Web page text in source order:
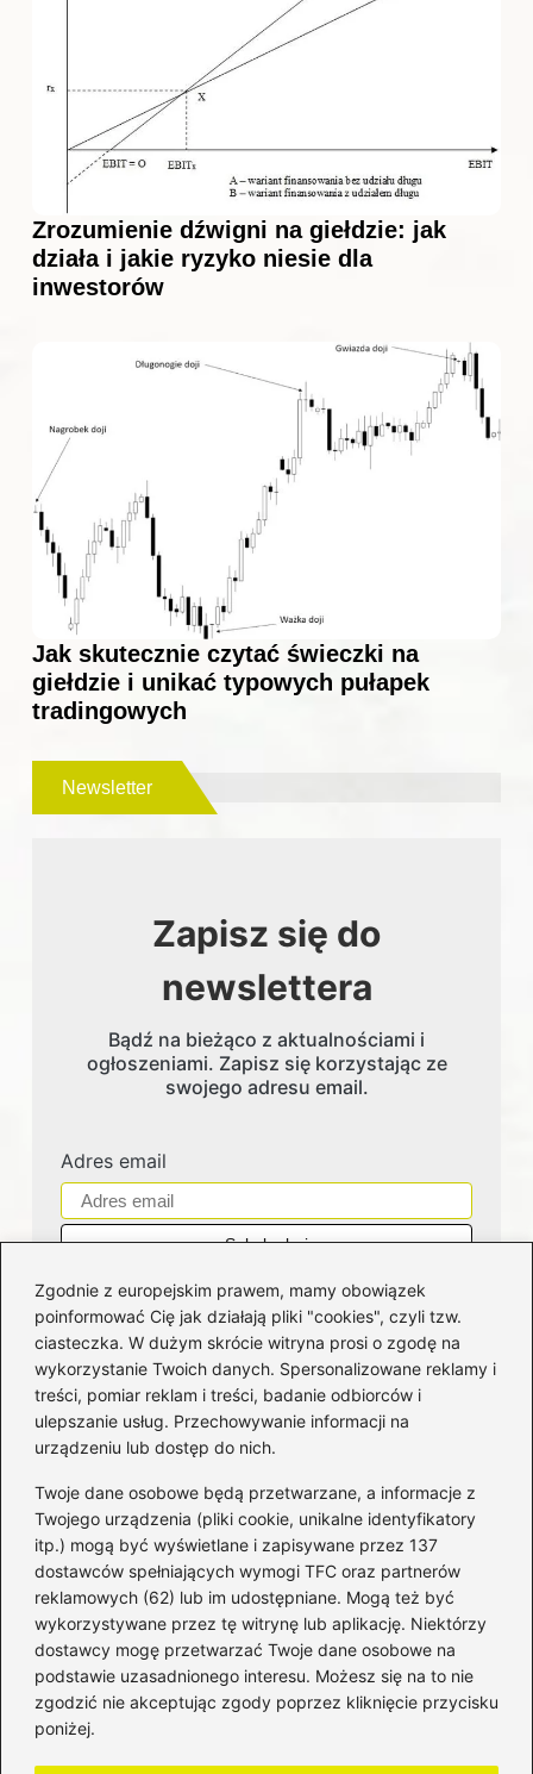
Zgodnie z europejskim prawem, mamy obowiązek
poinformować Cię jak działają pliki "cookies", czyli tzw.
ciasteczka. W dużym skrócie witryna prosi o zgodę na
wykorzystanie Twoich danych. Spersonalizowane reklamy i
treści, pomiar reklam i treści, badanie odbiorców i
ulepszanie usług. Przechowywanie informacji na
urządzeniu lub dostęp do nich.
Twoje dane osobowe będą przetwarzane, a informacje z
Twojego urządzenia (pliki cookie, unikalne identyfikatory
itp.) mogą być wyświetlane i zapisywane przez 137
dostawców spełniających wymogi TFC oraz partnerów
reklamowych (62) lub im udostępniane. Mogą też być
wykorzystywane przez tę witrynę lub aplikację. Niektórzy
dostawcy mogę przetwarzać Twoje dane osobowe na
podstawie uzasadnionego interesu. Możesz się na to nie
zgodzić nie akceptując zgody poprzez kliknięcie przycisku
poniżej.
Zrozumienie dźwigni na giełdzie: jak
działa i jakie ryzyko niesie dla
inwestorów
Jak skutecznie czytać świeczki na
giełdzie i unikać typowych pułapek
tradingowych
Newsletter
Zapisz się do
newslettera
Bądź na bieżąco z aktualnościami i
ogłoszeniami. Zapisz się korzystając ze
swojego adresu email.
Adres email
Kategorie
Bankowość (182)
Fundusze
(36)
Giełda(28)
Inwestycje(49)
Rentowność(32)
Rozliczenia(196)
Świadczenia socjalne(59)
Waluty(21)
Windykacja(49)